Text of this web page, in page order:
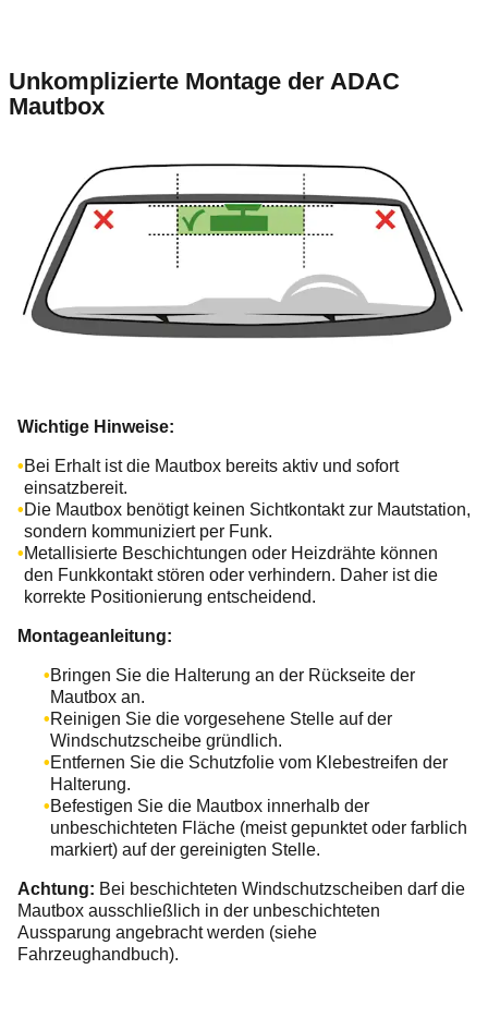
Unkomplizierte Montage der ADAC
Mautbox
Wichtige Hinweise:
Bei Erhalt ist die Mautbox bereits aktiv und sofort
einsatzbereit.
Die Mautbox benötigt keinen Sichtkontakt zur Mautstation,
sondern kommuniziert per Funk.
Metallisierte Beschichtungen oder Heizdrähte können
den Funkkontakt stören oder verhindern. Daher ist die
korrekte Positionierung entscheidend.
Montageanleitung:
Bringen Sie die Halterung an der Rückseite der
Mautbox an.
Reinigen Sie die vorgesehene Stelle auf der
Windschutzscheibe gründlich.
Entfernen Sie die Schutzfolie vom Klebestreifen der
Halterung.
Befestigen Sie die Mautbox innerhalb der
unbeschichteten Fläche (meist gepunktet oder farblich
markiert) auf der gereinigten Stelle.
Achtung: Bei beschichteten Windschutzscheiben darf die
Mautbox ausschließlich in der unbeschichteten
Aussparung angebracht werden (siehe
Fahrzeughandbuch).